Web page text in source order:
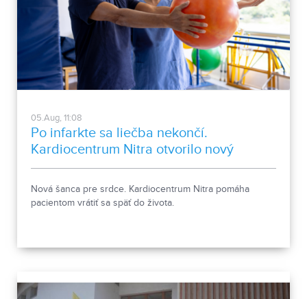
05.Aug, 11:08
Po infarkte sa liečba nekončí.
Kardiocentrum Nitra otvorilo nový
stacionár
Nová šanca pre srdce. Kardiocentrum Nitra pomáha
pacientom vrátiť sa späť do života.